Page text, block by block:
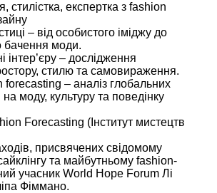
стилістка, експертка з fashion
– від особистого іміджу до
бачення моди.
інтер’єру – дослідження
стилю та самовираження.
forecasting – аналіз глобальних
на моду, культуру та поведінку
Forecasting (Інститут мистецтв
присвячених свідомому
та майбутньому fashion-
учасник World Hope Forum Лі
Фіммано.